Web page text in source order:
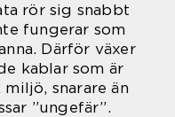
rör sig snabbt
fungerar som
Därför växer
kablar som är
snarare än
”ungefär”.